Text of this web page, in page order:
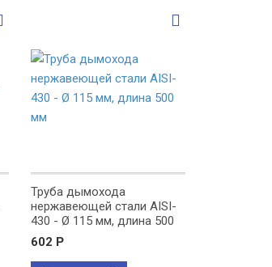
Труба дымохода
нержавеющей стали AISI-
430 - Ø 115 мм, длина 500
мм
602 Р